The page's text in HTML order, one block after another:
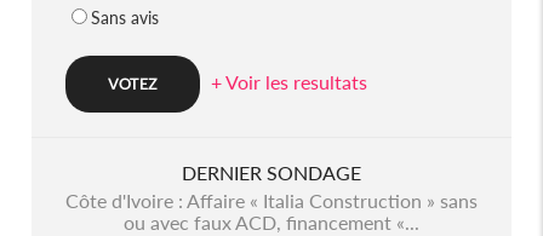
Sans avis
+ Voir les resultats
DERNIER SONDAGE
Côte d'Ivoire : Affaire « Italia Construction » sans
ou avec faux ACD, financement «...